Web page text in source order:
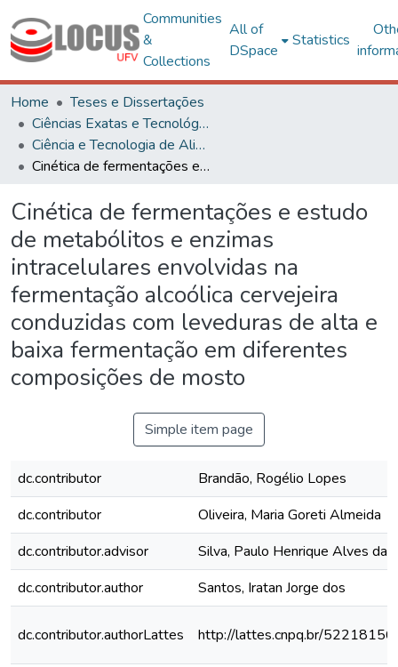
Communities
&
Collections
All of
DSpace
Statistics
Home
Teses e Dissertações
Ciências Exatas e Tecnológicas
Ciência e Tecnologia de Alimentos
Cinética de fermentações e estudo de metabólitos e enzimas intracelulares envolvidas na fermentação alcoólica cervejeira conduzidas com leveduras de alta e baixa fermentação em diferentes composições de mosto
Cinética de fermentações e estudo
de metabólitos e enzimas
intracelulares envolvidas na
fermentação alcoólica cervejeira
conduzidas com leveduras de alta e
baixa fermentação em diferentes
composições de mosto
Simple item page
dc.contributor
Brandão, Rogélio Lopes
dc.contributor
Oliveira, Maria Goreti Almeida
dc.contributor.advisor
Silva, Paulo Henrique Alves da
dc.contributor.author
Santos, Iratan Jorge dos
dc.contributor.authorLattes http://lattes.cnpq.br/